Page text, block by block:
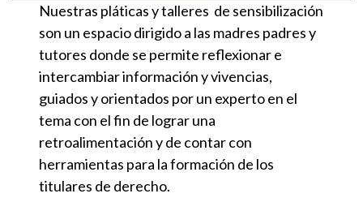
Nuestras pláticas y talleres de sensibilización
son un espacio dirigido a las madres padres y
tutores donde se permite reflexionar e
intercambiar información y vivencias,
guiados y orientados por un experto en el
tema con el fin de lograr una
retroalimentación y de contar con
herramientas para la formación de los
titulares de derecho.